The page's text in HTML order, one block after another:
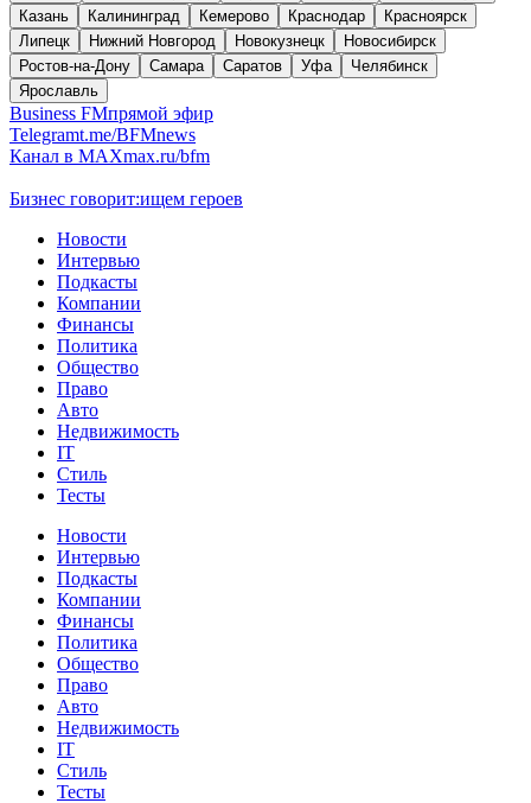
Казань
Калининград Кемерово Краснодар
Красноярск
Липецк
Нижний Новгород Новокузнецк
Новосибирск
Ростов-на-Дону
Самара Саратов Уфа
Челябинск
Ярославль
Business FMпрямой эфир
Telegramt.me/BFMnews
Канал в MAXmax.ru/bfm
Бизнес говорит:ищем героев
Новости
Интервью
Подкасты
Компании
Финансы
Политика
Общество
Право
Авто
Недвижимость
IT
Стиль
Тесты
Новости
Интервью
Подкасты
Компании
Финансы
Политика
Общество
Право
Авто
Недвижимость
IT
Стиль
Тесты